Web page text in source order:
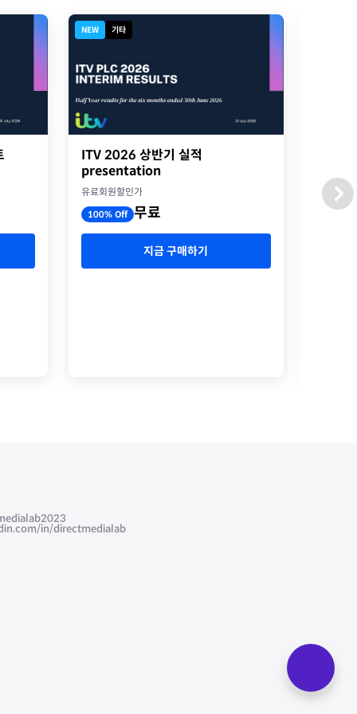
NEW 기타
ITV 2026 상반기 실적
presentation
유료회원할인가
100% Off 무료
지금 구매하기
유료회원
in/directmedialab